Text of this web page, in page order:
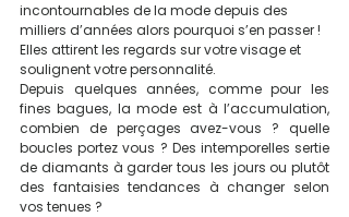
incontournables de la mode depuis des
milliers d’années alors pourquoi s’en passer !
Elles attirent les regards sur votre visage et
soulignent votre personnalité.
Depuis quelques années, comme pour les
fines bagues, la mode est à l’accumulation,
combien de perçages avez-vous ? quelle
boucles portez vous ? Des intemporelles sertie
de diamants à garder tous les jours ou plutôt
des fantaisies tendances à changer selon
vos tenues ?